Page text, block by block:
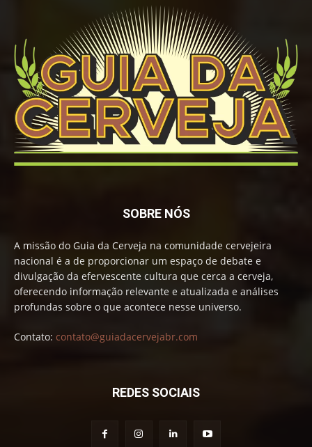
SOBRE NÓS
A missão do Guia da Cerveja na comunidade cervejeira
nacional é a de proporcionar um espaço de debate e
divulgação da efervescente cultura que cerca a cerveja,
oferecendo informação relevante e atualizada e análises
profundas sobre o que acontece nesse universo.
Contato: contato@guiadacervejabr.com
REDES SOCIAIS